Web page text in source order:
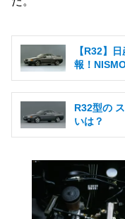
【R32】
報！
R32型の
いは？